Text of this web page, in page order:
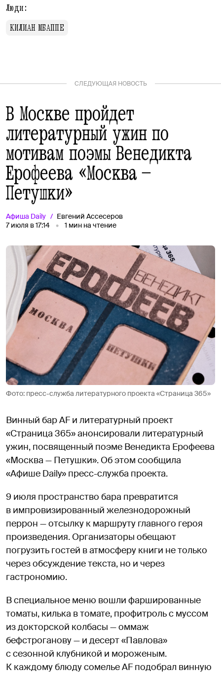
Люди:
КИЛИАН МБАППЕ
СЛЕДУЮЩАЯ НОВОСТЬ
В Москве пройдет
литературный ужин по
мотивам поэмы Венедикта
Ерофеева «Москва —
Петушки»
Афиша Daily
Евгений Ассесеров
7 июля в 17:14
1 мин на чтение
Фото: пресс-служба литературного проекта «Страница 365»
Винный бар AF и литературный проект
«Страница 365» анонсировали литературный
ужин, посвященный поэме Венедикта Ерофеева
«Москва — Петушки». Об этом сообщила
«Афише Daily» пресс-служба проекта.
9 июля пространство бара превратится
в импровизированный железнодорожный
перрон — отсылку к маршруту главного героя
произведения. Организаторы обещают
погрузить гостей в атмосферу книги не только
через обсуждение текста, но и через
гастрономию.
В специальное меню вошли фаршированные
томаты, килька в томате, профитроль с муссом
из докторской колбасы — оммаж
бефстроганову — и десерт «Павлова»
с сезонной клубникой и мороженым.
К каждому блюду сомелье AF подобрал винную